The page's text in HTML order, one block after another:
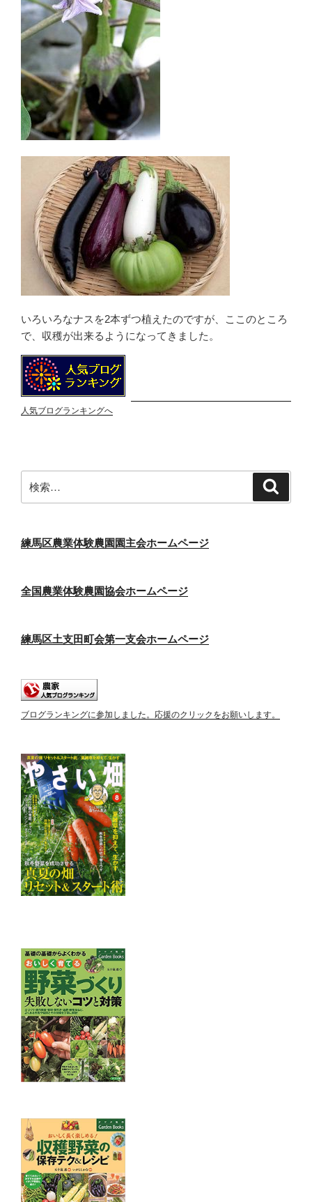
いろいろなナスを2本ずつ植えたのですが、ここのところ
で、収穫が出来るようになってきました。
人気ブログランキングへ
索:
練馬区農業体験農園園主会ホームページ
全国農業体験農園協会ホームページ
練馬区土支田町会第一支会ホームページ
ブログランキングに参加しました。応援のクリックをお願いします。